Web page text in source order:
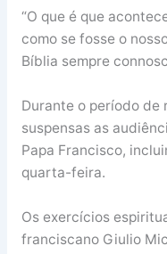
“O que é que
como se fosse o
Bíblia sempre
Durante o período de
suspensas as
Papa Francisco,
quarta-feira.
Os exercícios
franciscano Giulio